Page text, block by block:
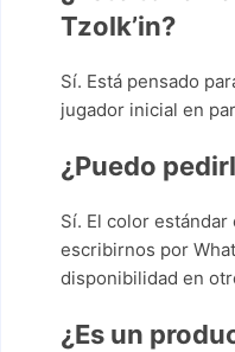
Tzolk’in?
Sí. Está pensado
jugador inicial en
¿Puedo
Sí. El color
escribirnos por
disponibilidad en
¿Es un